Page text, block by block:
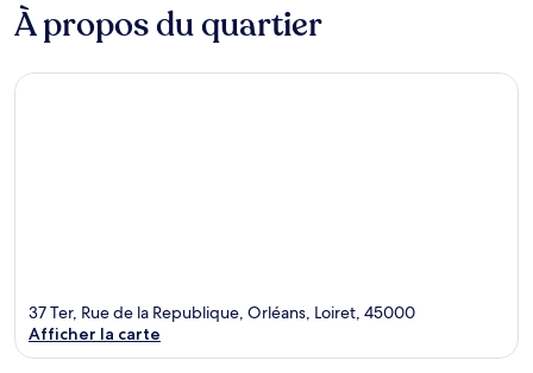
À propos du quartier
37 Ter, Rue de la Republique, Orléans, Loiret, 45000
Afficher la carte